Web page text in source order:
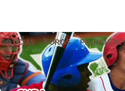
NOTICIAS FOROS